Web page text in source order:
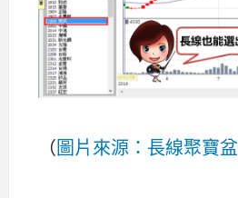
（圖片來源：長線聚寶盆